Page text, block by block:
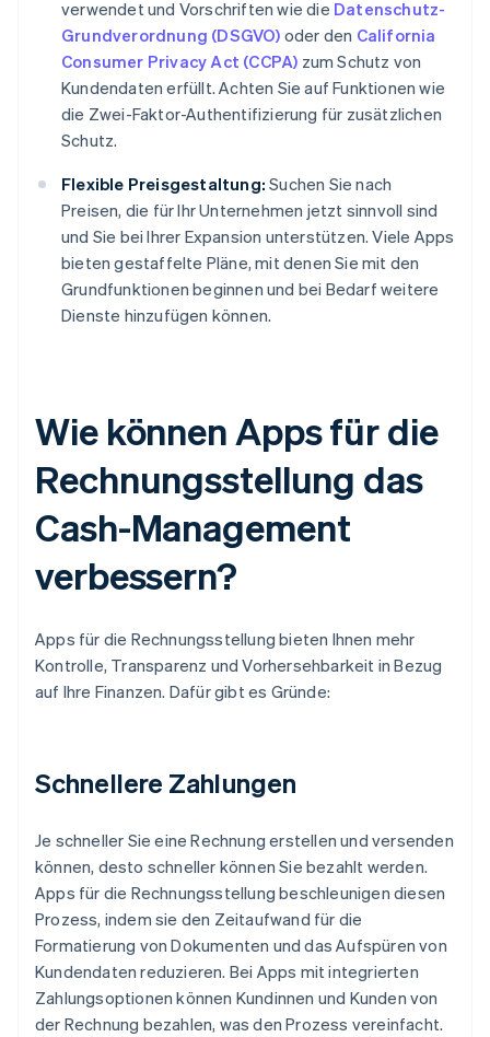
verwendet und Vorschriften wie die Datenschutz-
Grundverordnung (DSGVO) oder den California
Consumer Privacy Act (CCPA) zum Schutz von
Kundendaten erfüllt. Achten Sie auf Funktionen wie
die Zwei-Faktor-Authentifizierung für zusätzlichen
Schutz.
Flexible Preisgestaltung: Suchen Sie nach
Preisen, die für Ihr Unternehmen jetzt sinnvoll sind
und Sie bei Ihrer Expansion unterstützen. Viele Apps
bieten gestaffelte Pläne, mit denen Sie mit den
Grundfunktionen beginnen und bei Bedarf weitere
Dienste hinzufügen können.
Wie können Apps für die
Rechnungsstellung das
Cash-Management
verbessern?
Apps für die Rechnungsstellung bieten Ihnen mehr
Kontrolle, Transparenz und Vorhersehbarkeit in Bezug
auf Ihre Finanzen. Dafür gibt es Gründe:
Schnellere Zahlungen
Je schneller Sie eine Rechnung erstellen und versenden
können, desto schneller können Sie bezahlt werden.
Apps für die Rechnungsstellung beschleunigen diesen
Prozess, indem sie den Zeitaufwand für die
Formatierung von Dokumenten und das Aufspüren von
Kundendaten reduzieren. Bei Apps mit integrierten
Zahlungsoptionen können Kundinnen und Kunden von
der Rechnung bezahlen, was den Prozess vereinfacht.